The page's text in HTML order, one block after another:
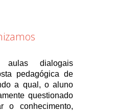
aulas dialogais
pedagógica de
a qual, o aluno
questionado
o conhecimento,